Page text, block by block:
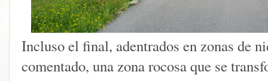
Incluso el final, adentrados en zonas de
comentado, una zona rocosa que se